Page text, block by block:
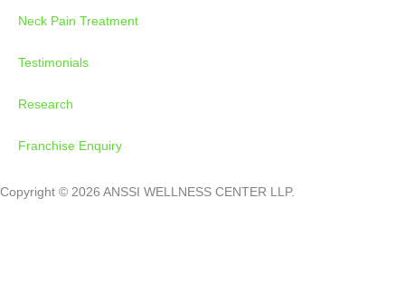
Neck Pain Treatment
Testimonials
Research
Franchise Enquiry
Copyright © 2026 ANSSI WELLNESS CENTER LLP.